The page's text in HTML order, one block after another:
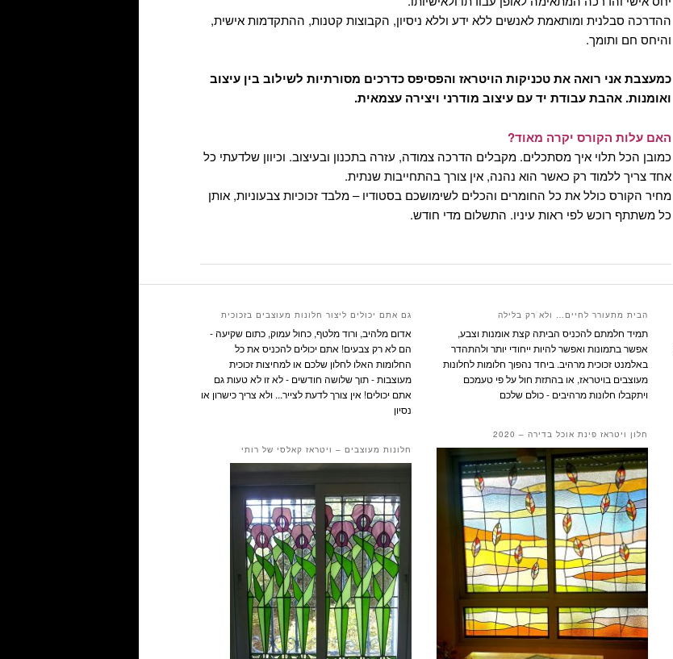
ההדרכה סבלנית ומותאמת לאנשים ללא ידע וללא ניסיון, הקבוצות קטנות, ההתקדמות אישית,
והיחס חם ותומך.
כמעצבת אני רואה את טכניקות הויטראז והפסיפס כדרכים מסורתיות לשילוב בין עיצוב
ואומנות. אהבת עבודת יד עם עיצוב מודרני ויצירה עצמאית.
האם עלות הקורס יקרה מאוד?
כמובן הכל תלוי איך מסתכלים. מקבלים הדרכה צמודה, עזרה בתכנון ובעיצוב. וכיוון שלדעתי כל
אחד צריך ללמוד רק כאשר הוא נהנה, אין צורך בהתחייבות שנתית.
מחיר הקורס כולל את כל החומרים והכלים לשימושכם בסטודיו – מלבד זכוכיות צבעוניות, אותן
כל משתתף רוכש לפי ראות עיניו. התשלום מדי חודש.
הבית מתעורר לחיים… ולא רק בלילה
תמיד חלמתם להכניס הביתה קצת אומנות וצבע,
אפשר בתמונות ואפשר להיות ייחודי יותר ולהתהדר
באלמנט זכוכית מרהיב. ביחד נהפוך חלומות לחלונות
מעוצבים בויטראז, או בהתזת חול על פי טעמכם
ויתקבלו חלונות מרהיבים - כולם שלכם
חלון ויטראז פינת אוכל בדירה – 2020
גם אתם יכולים ליצור חלונות מעוצבים בזכוכית
אדום מלהיב, ורוד מלטף, כחול עמוק, כתום שקיעה -
הם לא רק צבעים! אתם יכולים להכניס את כל
החלומות האלו לחלון שלכם או למחיצות זכוכית
מעוצבות - תוך שלושה חודשים - לא זו לא טעות גם
אתם יכולים! אין צורך לדעת לצייר... ולא צריך כישרון או
נסיון
חלונות מעוצבים – ויטראז קאלסי של רותי